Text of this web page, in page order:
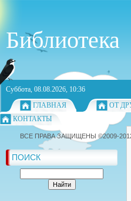
Библиотека
Суббота, 08.08.2026, 10:36
ГЛАВНАЯ
ОТ
КОНТАКТЫ
ПОИСК
ВСЕ ПРАВА ЗАЩИЩЕНЫ ©2009-